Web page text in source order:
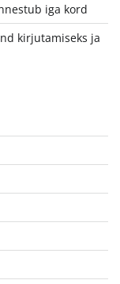
iga kord
kirjutamiseks ja